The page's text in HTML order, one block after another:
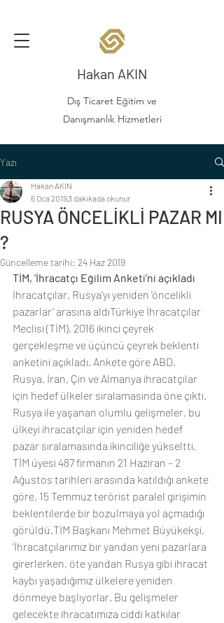
Hakan AKIN
Dış Ticaret Eğitim ve
Danışmanlık Hizmetleri
Yazı
RUSYA ÖNCELİKLİ PAZAR MI
?
Hakan AKIN
6 Oca 20193 dakikada okunur
Güncelleme tarihi: 24 Haz 2019
TİM, 'İhracatçı Eğilim Anketi'ni açıkladı
İhracatçılar, Rusya'yı yeniden 'öncelikli
pazarlar' arasına aldıTürkiye İhracatçılar
Meclisi (TİM), 2016 ikinci çeyrek
gerçekleşme ve üçüncü çeyrek beklenti
anketini açıkladı. Ankete göre ABD,
Rusya, İran, Çin ve Almanya ihracatçılar
için hedef ülkeler sıralamasında öne çıktı.
Rusya ile yaşanan olumlu gelişmeler, bu
ülkeyi ihracatçılar için yeniden hedef
pazar sıralamasında ikinciliğe yükseltti.
TİM üyesi 487 firmanın 21 Haziran – 2
Ağustos tarihleri arasında katıldığı ankete
göre, 15 Temmuz terörist paralel girişimin
beklentilerde bir bozulmaya yol açmadığı
görüldü.TİM Başkanı Mehmet Büyükekşi,
'İhracatçılarımız bir yandan yeni pazarlara
girerlerken, öte yandan Rusya gibi ihracat
kaybı yaşadığımız ülkelere yeniden
dönmeye başlıyorlar. Bu gelişmeler
gelecekte ihracatımıza ciddi katkılar